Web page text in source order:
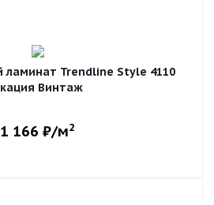
ламинат Trendline Style 4110
Винтаж
1 166 ₽/м2